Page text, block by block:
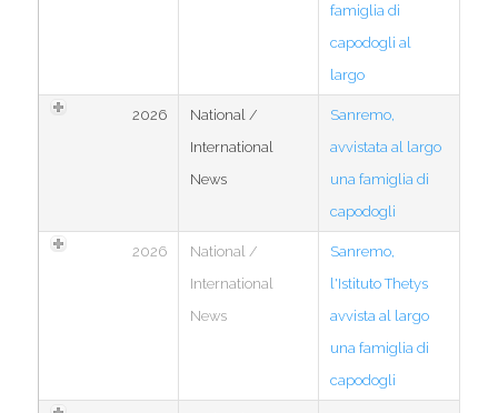
famiglia di
capodogli al
largo
2026
National /
International
News
Sanremo,
avvistata al largo
una famiglia di
capodogli
2026
National /
International
News
Sanremo,
l'Istituto Thetys
avvista al largo
una famiglia di
capodogli